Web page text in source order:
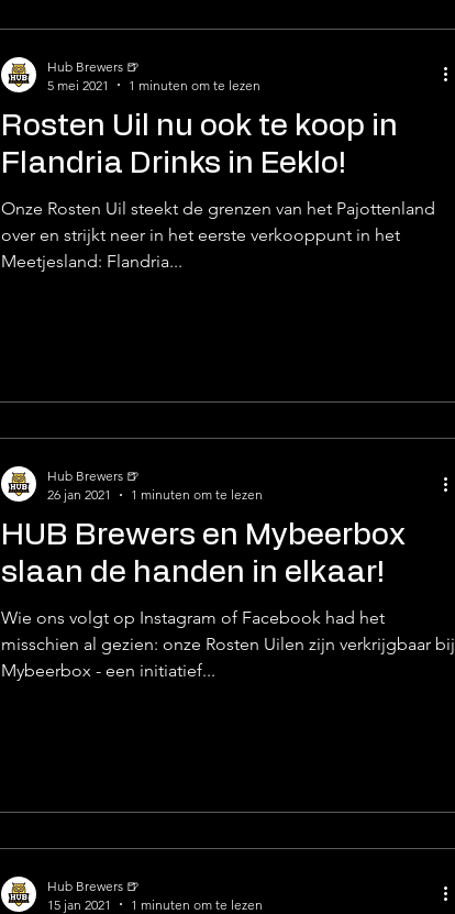
Rosten Uil nu ook te koop in
Flandria Drinks in Eeklo!
Onze Rosten Uil steekt de grenzen van het Pajottenland
over en strijkt neer in het eerste verkooppunt in het
Meetjesland: Flandria...
Hub Brewers 🍺
5 mei 2021
1 minuten om te lezen
HUB Brewers en Mybeerbox
slaan de handen in elkaar!
Wie ons volgt op Instagram of Facebook had het
misschien al gezien: onze Rosten Uilen zijn verkrijgbaar bij
Mybeerbox - een initiatief...
Hub Brewers 🍺
26 jan 2021
1 minuten om te lezen
Hub Brewers 🍺
15 jan 2021
1 minuten om te lezen